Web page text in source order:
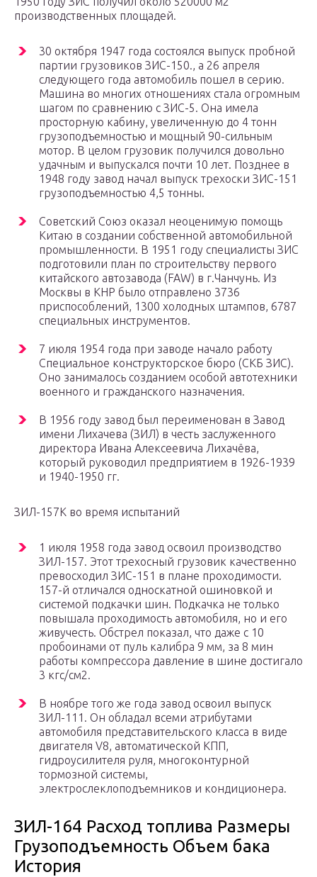
производственных площадей.
30 октября 1947 года состоялся выпуск пробной
партии грузовиков ЗИС-150., а 26 апреля
следующего года автомобиль пошел в серию.
Машина во многих отношениях стала огромным
шагом по сравнению с ЗИС-5. Она имела
просторную кабину, увеличенную до 4 тонн
грузоподъемностью и мощный 90-сильным
мотор. В целом грузовик получился довольно
удачным и выпускался почти 10 лет. Позднее в
1948 году завод начал выпуск трехоски ЗИС-151
грузоподъемностью 4,5 тонны.
Советский Союз оказал неоценимую помощь
Китаю в создании собственной автомобильной
промышленности. В 1951 году специалисты ЗИС
подготовили план по строительству первого
китайского автозавода (FAW) в г.Чанчунь. Из
Москвы в КНР было отправлено 3736
приспособлений, 1300 холодных штампов, 6787
специальных инструментов.
7 июля 1954 года при заводе начало работу
Специальное конструкторское бюро (СКБ ЗИС).
Оно занималось созданием особой автотехники
военного и гражданского назначения.
В 1956 году завод был переименован в Завод
имени Лихачева (ЗИЛ) в честь заслуженного
директора Ивана Алексеевича Лихачёва,
который руководил предприятием в 1926-1939
и 1940-1950 гг.
ЗИЛ-157К во время испытаний
1 июля 1958 года завод освоил производство
ЗИЛ-157. Этот трехосный грузовик качественно
превосходил ЗИС-151 в плане проходимости.
157-й отличался односкатной ошиновкой и
системой подкачки шин. Подкачка не только
повышала проходимость автомобиля, но и его
живучесть. Обстрел показал, что даже с 10
пробоинами от пуль калибра 9 мм, за 8 мин
работы компрессора давление в шине достигало
3 кгс/см2.
В ноябре того же года завод освоил выпуск
ЗИЛ-111. Он обладал всеми атрибутами
автомобиля представительского класса в виде
двигателя V8, автоматической КПП,
гидроусилителя руля, многоконтурной
тормозной системы,
электрослеклоподъемников и кондиционера.
ЗИЛ-164 Расход топлива Размеры
Грузоподъемность Объем бака
История